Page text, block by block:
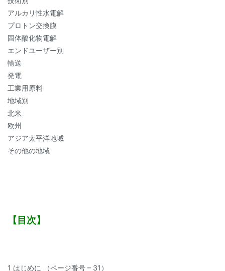
アルカリ性水電解
プロトン交換膜
固体酸化物電解
エンドユーザー別
輸送
発電
工業用原料
地域別
北米
欧州
アジア太平洋地域
その他の地域
【目次】
1 はじめに （ページ番号 – 31）